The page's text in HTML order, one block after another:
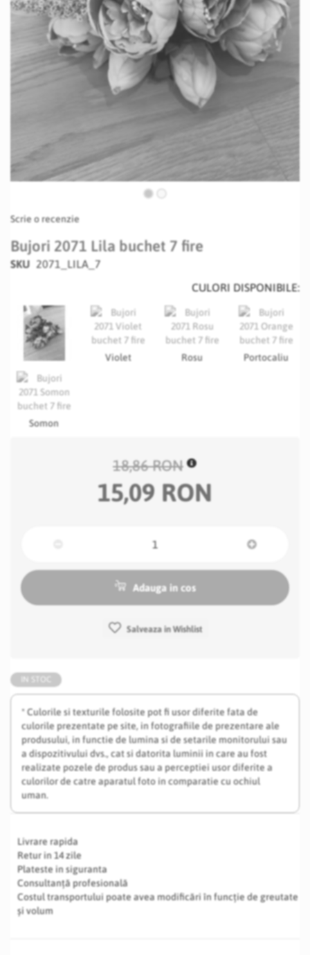
to
beginning
of
gallery
Scrie o recenzie
Bujori 2071 Lila buchet 7 fire
SKU 2071_LILA_7
* Culorile si texturile folosite pot fi usor diferite fata de
culorile prezentate pe site, in fotografiile de prezentare ale
produsului, in functie de lumina si de setarile monitorului sau
a dispozitivului dvs., cat si datorita luminii in care au fost
realizate pozele de produs sau a perceptiei usor diferite a
culorilor de catre aparatul foto in comparatie cu ochiul
uman.
Livrare rapida
Retur in 14 zile
Plateste in siguranta
Consultanță profesională
Costul transportului poate avea modificări în funcție de greutate
și volum
CULORI DISPONIBILE:
Violet Rosu Portocaliu
Somon
18,86 RON
15,09 RON
Adauga in cos
Salveaza in Wishlist